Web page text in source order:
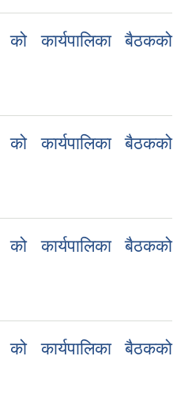
कार्यपालिका बैठकको
कार्यपालिका बैठकको
कार्यपालिका बैठकको
कार्यपालिका बैठकको